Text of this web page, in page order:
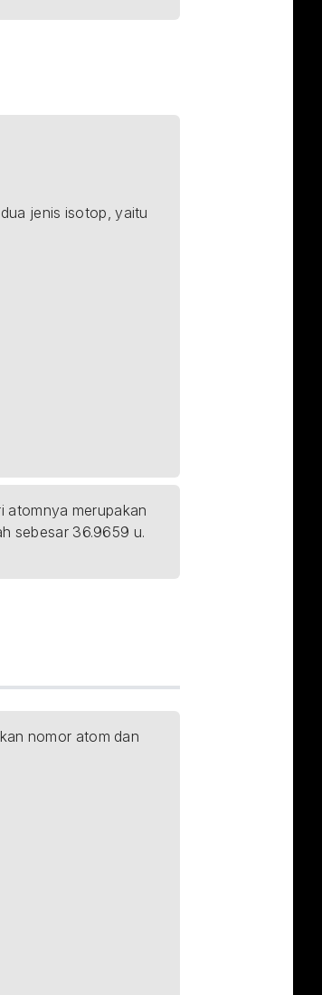
jenis isotop, yaitu
i\;
atomnya merupakan
sebesar 36.9659 u.
nomor atom dan